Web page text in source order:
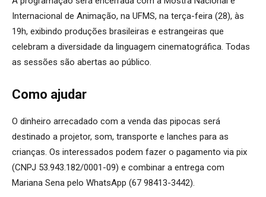
Internacional de Animação, na UFMS, na terça-feira (28), às
19h, exibindo produções brasileiras e estrangeiras que
celebram a diversidade da linguagem cinematográfica. Todas
as sessões são abertas ao público.
Como ajudar
O dinheiro arrecadado com a venda das pipocas será
destinado a projetor, som, transporte e lanches para as
crianças. Os interessados podem fazer o pagamento via pix
(CNPJ 53.943.182/0001-09) e combinar a entrega com
Mariana Sena pelo WhatsApp (67 98413-3442).